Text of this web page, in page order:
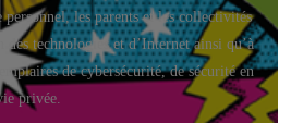
les parents et les collectivités
technologies et d’Internet ainsi qu’à
de cybersécurité, de sécurité en
privée.